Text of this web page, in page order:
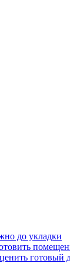
до укладки
готовый